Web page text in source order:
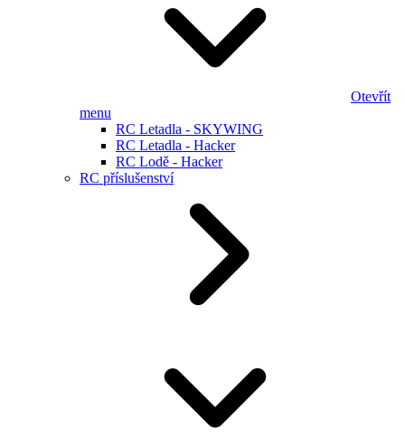
Otevřít
menu
RC Letadla - SKYWING
RC Letadla - Hacker
RC Lodě - Hacker
RC příslušenství